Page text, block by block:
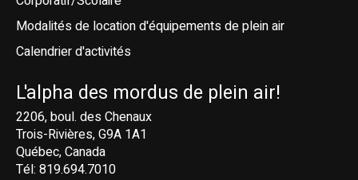
Modalités de location d'équipements de plein air
Calendrier d'activités
L'alpha des mordus de plein air!
2206, boul. des Chenaux
Trois-Rivières, G9A 1A1
Québec, Canada
Tél: 819.694.7010